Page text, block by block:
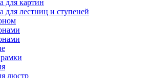
для картин
для лестниц и ступеней
люстр